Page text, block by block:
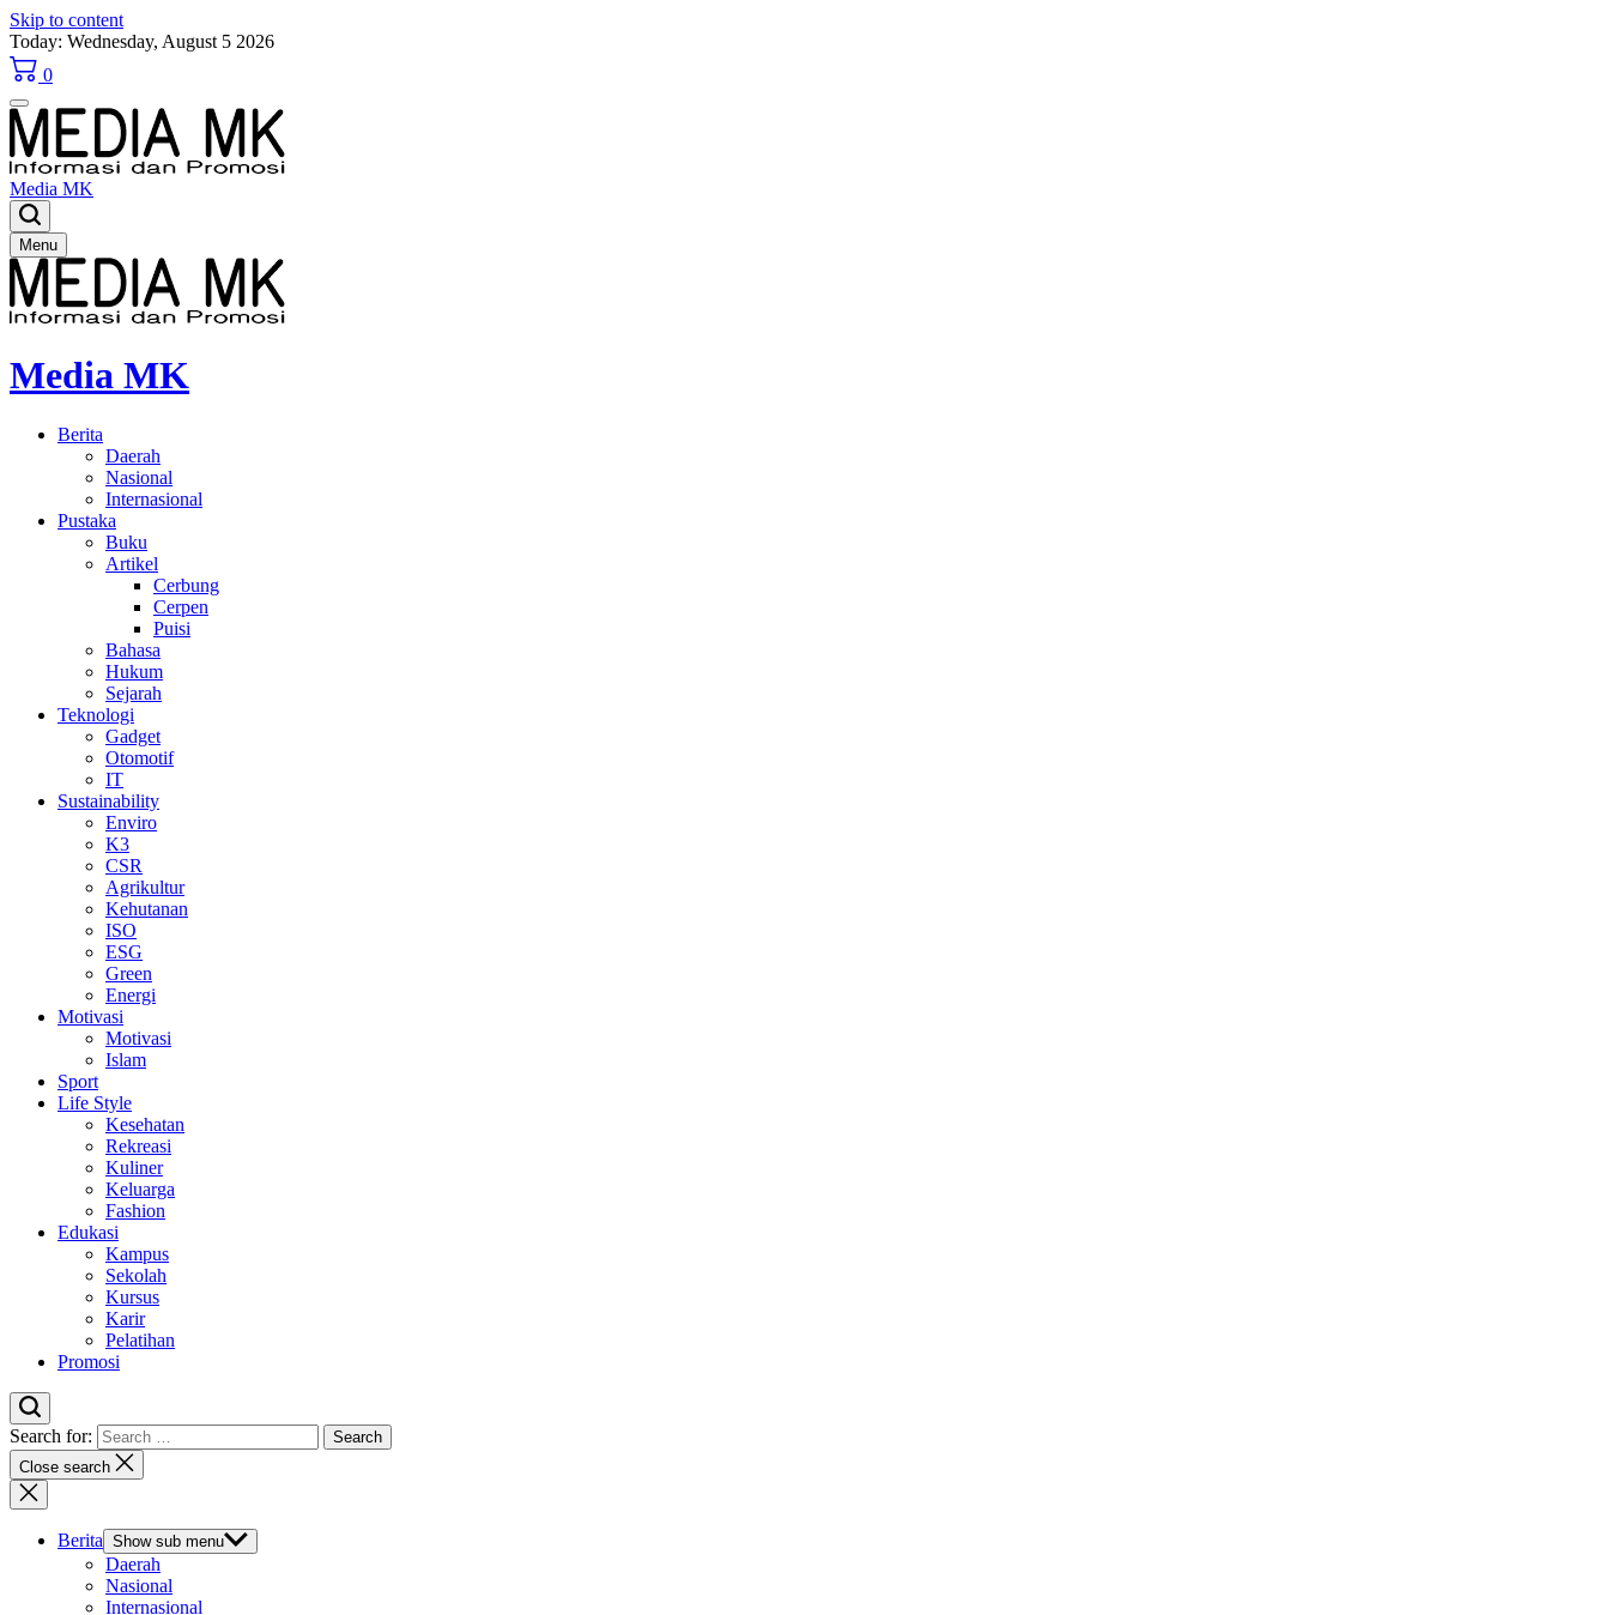
Skip to content
Today: Wednesday, August 5 2026
0
Media MK
Menu
Media MK
Berita
Daerah
Nasional
Internasional
Pustaka
Buku
Artikel
Cerbung
Cerpen
Puisi
Bahasa
Hukum
Sejarah
Teknologi
Gadget
Otomotif
IT
Sustainability
Enviro
K3
CSR
Agrikultur
Kehutanan
ISO
ESG
Green
Energi
Motivasi
Motivasi
Islam
Sport
Life Style
Kesehatan
Rekreasi
Kuliner
Keluarga
Fashion
Edukasi
Kampus
Sekolah
Kursus
Karir
Pelatihan
Promosi
Search for:
Close search
Berita Show sub menu
Daerah
Nasional
Internasional